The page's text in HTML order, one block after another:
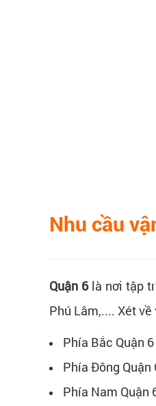
Nhu cầu
Quận 6là nơi tập
Phú Lâm,.... Xét
Phía Bắc Quận
Phía Đông Quận
Phía Nam Quận